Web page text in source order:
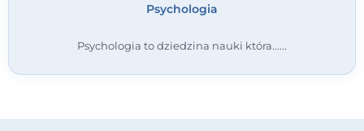
Psychologia
Psychologia to dziedzina nauki która...